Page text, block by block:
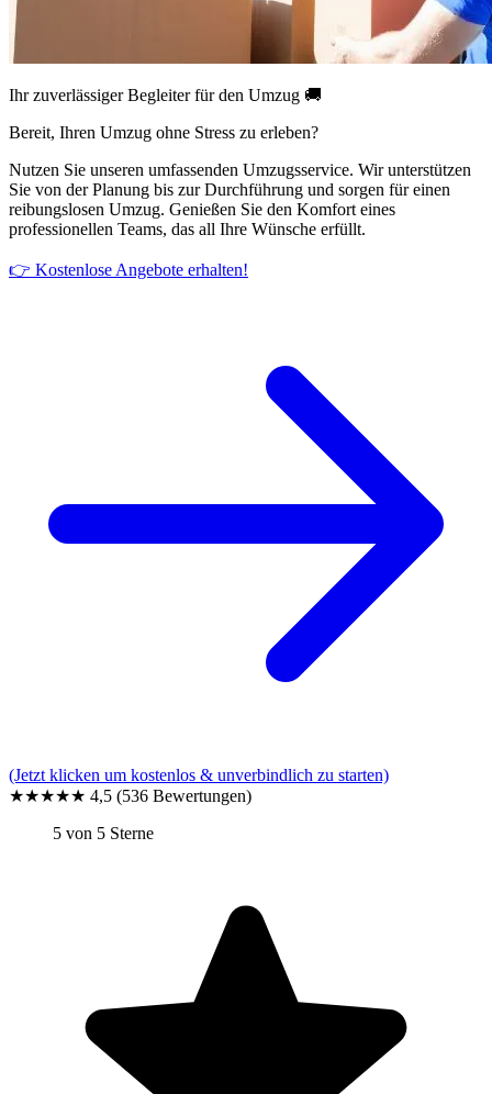
Ihr zuverlässiger Begleiter für den Umzug 🚚
Bereit, Ihren Umzug ohne Stress zu erleben?
Nutzen Sie unseren umfassenden Umzugsservice. Wir unterstützen
Sie von der Planung bis zur Durchführung und sorgen für einen
reibungslosen Umzug. Genießen Sie den Komfort eines
professionellen Teams, das all Ihre Wünsche erfüllt.
👉 Kostenlose Angebote erhalten!
(Jetzt klicken um kostenlos & unverbindlich zu starten)
★★★★★ 4,5 (536 Bewertungen)
5 von 5 Sterne